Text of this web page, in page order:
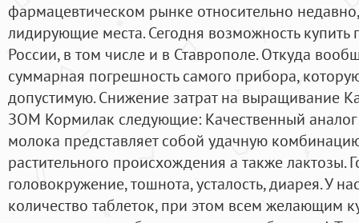
фармацевтическом рынке относительно
лидирующие места. Сегодня возможность купить
России, в том числе и в Ставрополе. Откуда
суммарная погрешность самого прибора,
допустимую. Снижение затрат на выращивание
ЗОМ Кормилак следующие: Качественный аналог
молока представляет собой удачную
растительного происхождения а также лактозы.
головокружение, тошнота, усталость, диарея. У
количество таблеток, при этом всем желающим